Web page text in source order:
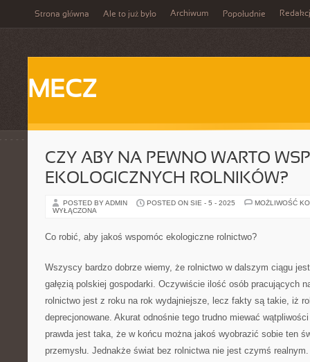
Strona główna Ale to już było Archiwum Popołudnie
MECZ
CZY ABY NA PEWNO WARTO
EKOLOGICZNYCH ROLNIKÓW?
POSTED BY ADMIN POSTED ON SIE - 5 - 2025
MOŻLIWOŚĆ
WYŁĄCZONA
Co robić, aby jakoś wspomóc ekologiczne rolnictwo?
Wszyscy bardzo dobrze wiemy, że rolnictwo w dalszym ciągu
gałęzią polskiej gospodarki. Oczywiście ilość osób pracujących
rolnictwo jest z roku na rok wydajniejsze, lecz fakty są takie, iż
deprecjonowane. Akurat odnośnie tego trudno miewać
prawda jest taka, że w końcu można jakoś wyobrazić sobie ten
przemysłu. Jednakże świat bez rolnictwa nie jest czymś realnym.